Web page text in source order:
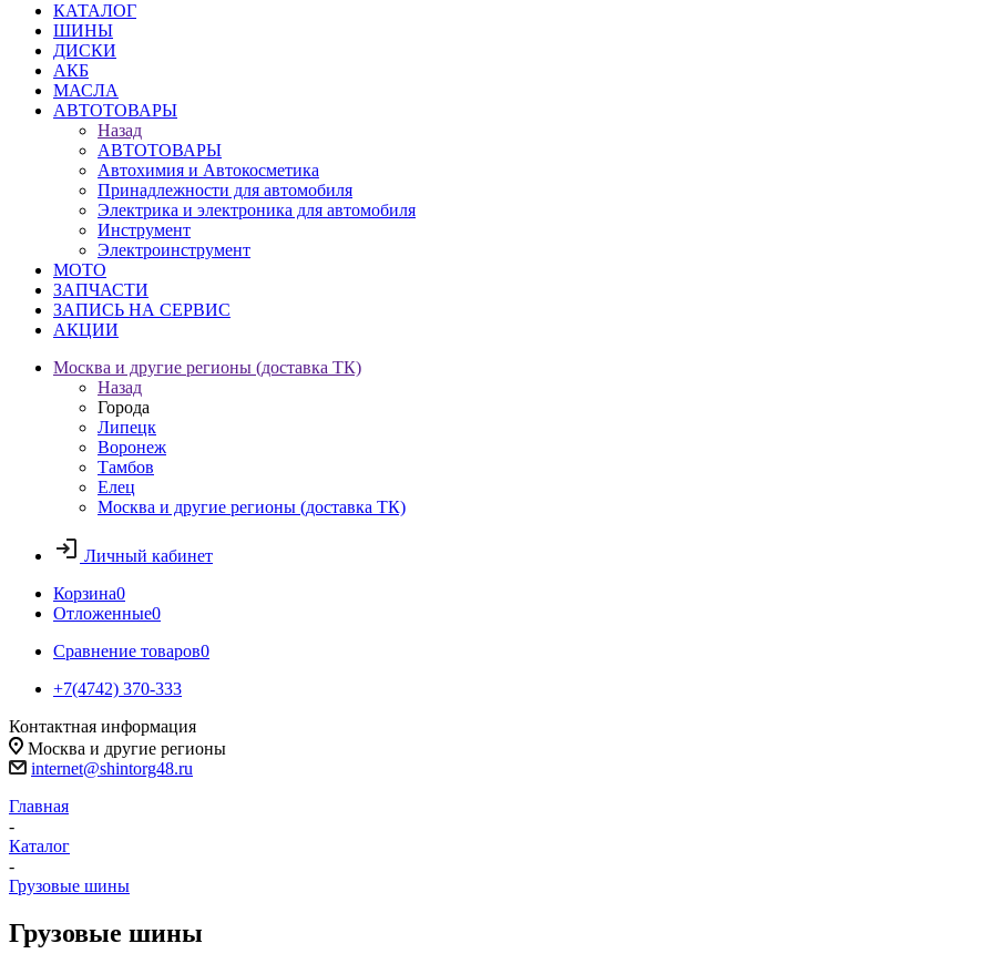
КАТАЛОГ
ШИНЫ
ДИСКИ
АКБ
МАСЛА
АВТОТОВАРЫ
Назад
АВТОТОВАРЫ
Автохимия и Автокосметика
Принадлежности для автомобиля
Электрика и электроника для автомобиля
Инструмент
Электроинструмент
МОТО
ЗАПЧАСТИ
ЗАПИСЬ НА СЕРВИС
АКЦИИ
Москва и другие регионы (доставка ТК)
Назад
Города
Липецк
Воронеж
Тамбов
Елец
Москва и другие регионы (доставка ТК)
Личный кабинет
Корзина0
Отложенные0
Сравнение товаров0
+7(4742) 370-333
Контактная информация
Москва и другие регионы
internet@shintorg48.ru
Главная
-
Каталог
-
Грузовые шины
Грузовые шины